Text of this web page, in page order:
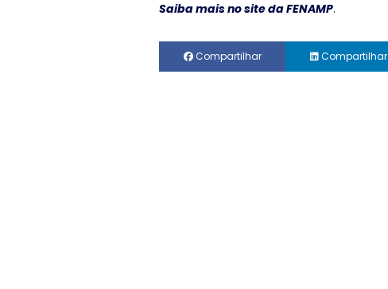
Saiba mais no site da FENAMP.
Compartilhar Compartilhar